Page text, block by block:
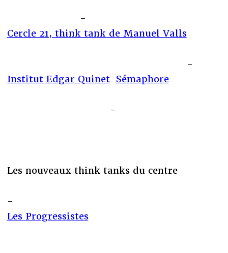
-
Cercle 21, think tank de Manuel Valls
-
Institut Edgar Quinet
-
Sémaphore
Les nouveaux think tanks du centre
-
Les Progressistes